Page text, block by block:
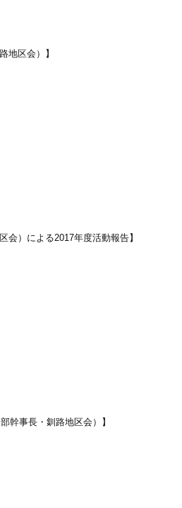
地区会）】
会）による2017年度活動報告】
幹事長・釧路地区会）】